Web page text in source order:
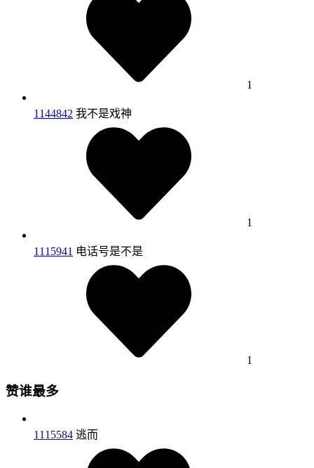
1
1144842 我不是戏神
1
1115941 电话号是不是
1
赞谁最多
1115584 逃而